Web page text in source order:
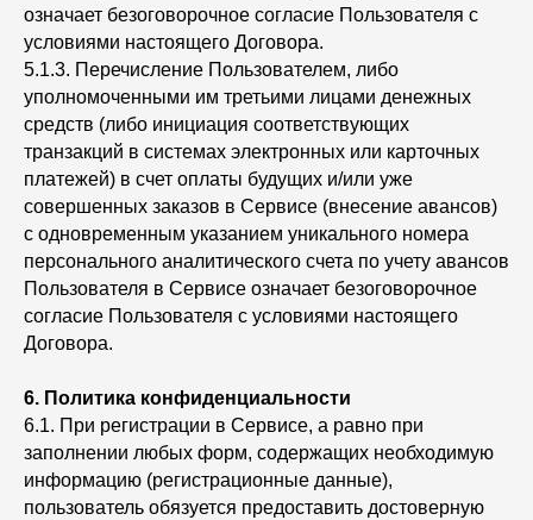
означает безоговорочное согласие Пользователя с
условиями настоящего Договора.
5.1.3. Перечисление Пользователем, либо
уполномоченными им третьими лицами денежных
средств (либо инициация соответствующих
транзакций в системах электронных или карточных
платежей) в счет оплаты будущих и/или уже
совершенных заказов в Сервисе (внесение авансов)
с одновременным указанием уникального номера
персонального аналитического счета по учету авансов
Пользователя в Сервисе означает безоговорочное
согласие Пользователя с условиями настоящего
Договора.
6. Политика конфиденциальности
6.1. При регистрации в Сервисе, а равно при
заполнении любых форм, содержащих необходимую
информацию (регистрационные данные),
пользователь обязуется предоставить достоверную